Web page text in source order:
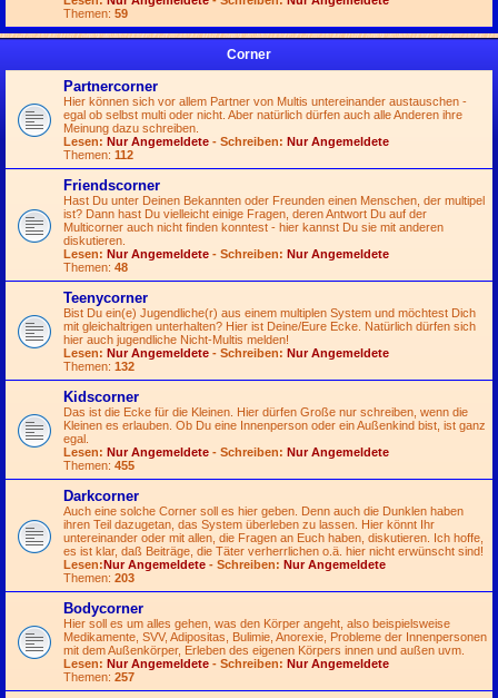
Themen: 59
Corner
Partnercorner
Hier können sich vor allem Partner von Multis untereinander austauschen -
egal ob selbst multi oder nicht. Aber natürlich dürfen auch alle Anderen ihre
Meinung dazu schreiben.
Lesen: Nur Angemeldete - Schreiben: Nur Angemeldete
Themen: 112
Friendscorner
Hast Du unter Deinen Bekannten oder Freunden einen Menschen, der multipel
ist? Dann hast Du vielleicht einige Fragen, deren Antwort Du auf der
Multicorner auch nicht finden konntest - hier kannst Du sie mit anderen
diskutieren.
Lesen: Nur Angemeldete - Schreiben: Nur Angemeldete
Themen: 48
Teenycorner
Bist Du ein(e) Jugendliche(r) aus einem multiplen System und möchtest Dich
mit gleichaltrigen unterhalten? Hier ist Deine/Eure Ecke. Natürlich dürfen sich
hier auch jugendliche Nicht-Multis melden!
Lesen: Nur Angemeldete - Schreiben: Nur Angemeldete
Themen: 132
Kidscorner
Das ist die Ecke für die Kleinen. Hier dürfen Große nur schreiben, wenn die
Kleinen es erlauben. Ob Du eine Innenperson oder ein Außenkind bist, ist ganz
egal.
Lesen: Nur Angemeldete - Schreiben: Nur Angemeldete
Themen: 455
Darkcorner
Auch eine solche Corner soll es hier geben. Denn auch die Dunklen haben
ihren Teil dazugetan, das System überleben zu lassen. Hier könnt Ihr
untereinander oder mit allen, die Fragen an Euch haben, diskutieren. Ich hoffe,
es ist klar, daß Beiträge, die Täter verherrlichen o.ä. hier nicht erwünscht sind!
Lesen:Nur Angemeldete - Schreiben: Nur Angemeldete
Themen: 203
Bodycorner
Hier soll es um alles gehen, was den Körper angeht, also beispielsweise
Medikamente, SVV, Adipositas, Bulimie, Anorexie, Probleme der Innenpersonen
mit dem Außenkörper, Erleben des eigenen Körpers innen und außen uvm.
Lesen: Nur Angemeldete - Schreiben: Nur Angemeldete
Themen: 257